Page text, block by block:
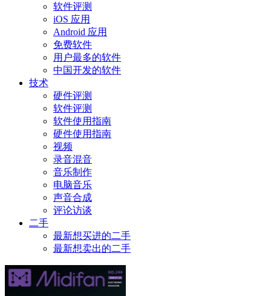
软件评测
iOS 应用
Android 应用
免费软件
用户最多的软件
中国开发的软件
技术
硬件评测
软件评测
软件使用指南
硬件使用指南
视频
录音混音
音乐制作
电脑音乐
声音合成
评论访谈
二手
最新想买进的二手
最新想卖出的二手